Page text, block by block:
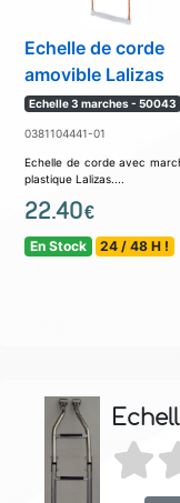
Echelle de corde
amovible Lalizas
Echelle 3 marches - 50043
0381104441-01
Echelle de corde avec
plastique Lalizas....
22.40€
En Stock 24 / 48 H !